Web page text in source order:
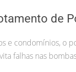
de
e condomínios, o
falhas nas